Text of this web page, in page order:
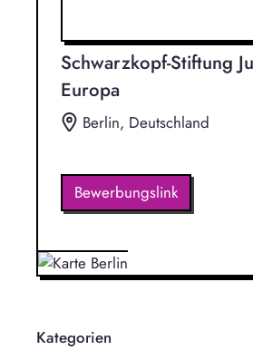
Schwarzkopf-Stiftung
Europa
Berlin, Deutschland
Bewerbungslink
Kategorien